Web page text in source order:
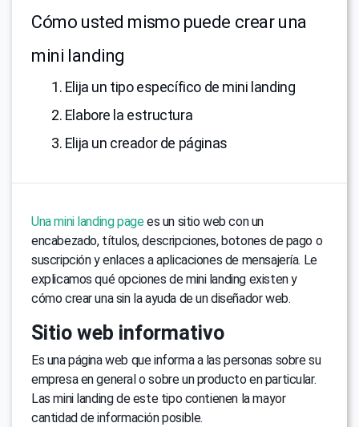
Cómo usted mismo puede crear una
mini landing
1. Elija un tipo específico de mini landing
2. Elabore la estructura
3. Elija un creador de páginas
Una mini landing pagees un sitio web con un
encabezado, títulos, descripciones, botones de pago o
suscripción y enlaces a aplicaciones de mensajería. Le
explicamos qué opciones de mini landing existen y
cómo crear una sin la ayuda de un diseñador web.
Sitio web informativo
Es una página web que informa a las personas sobre su
empresa en general o sobre un producto en particular.
Las mini landing de este tipo contienen la mayor
cantidad de información posible.